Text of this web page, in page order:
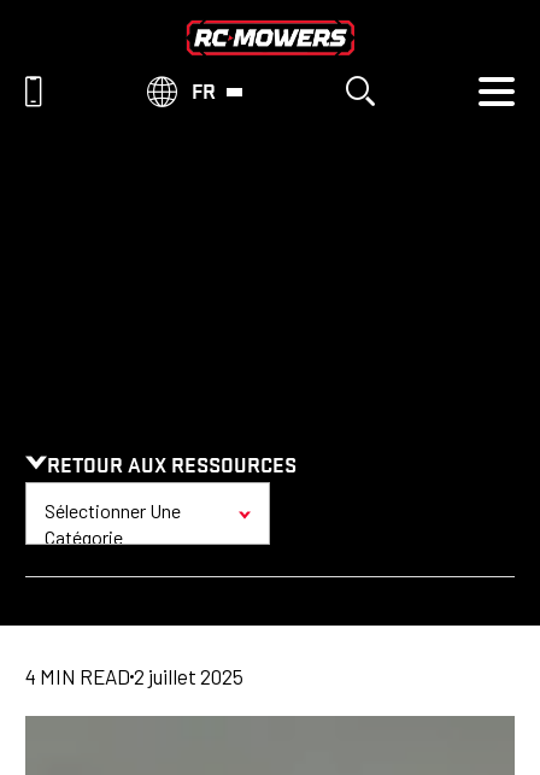
FR
RETOUR AUX RESSOURCES
Sélectionner Une
Catégorie
4 MIN READ 2 juillet 2025